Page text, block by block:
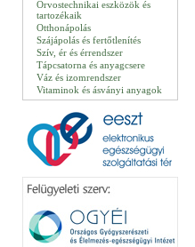
Orvostechnikai eszközök és
tartozékaik
Otthonápolás
Szájápolás és fertőtlenítés
Szív, ér és érrendszer
Tápcsatorna és anyagcsere
Váz és izomrendszer
Vitaminok és ásványi anyagok